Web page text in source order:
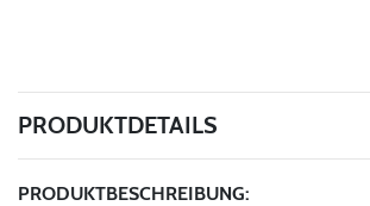
PRODUKTDETAILS
PRODUKTBESCHREIBUNG: